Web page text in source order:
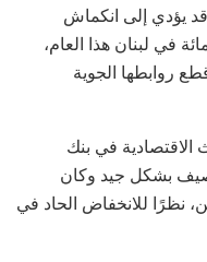
يؤدي إلى انكماش
يتراوح بين 10 بالمائة و15 بالمائة في لبنان هذا العام،
روابطها الجوية
في بنك
بشكل جيد وكان
نظرًا للانخفاض الحاد في